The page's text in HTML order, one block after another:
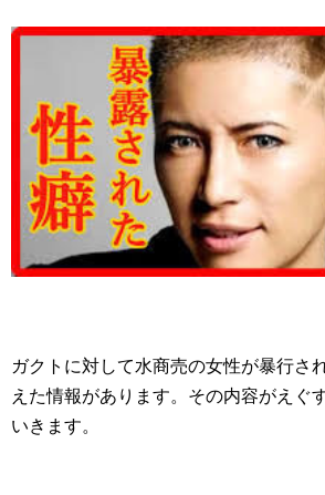
ガクトに対して水商売の女性が暴行さ
えた情報があります。その内容がえぐ
いきます。